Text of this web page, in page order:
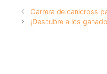
Carrera de canicross
¡Descubre a los